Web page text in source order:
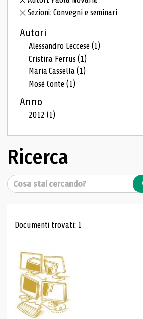
Sezioni: Convegni e seminari
Autori
Alessandro Leccese(1)
Cristina Ferrus(1)
Maria Cassella(1)
Mosé Conte(1)
Anno
2012(1)
Ricerca
Cerca
Risultati di ricerca
Documenti trovati: 1